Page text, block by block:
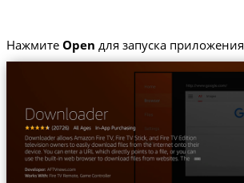
Нажмите Open для запуска приложения